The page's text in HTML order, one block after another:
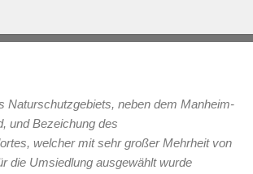
Naturschutzgebiets, neben dem Manheim-
und Bezeichung des
welcher mit sehr großer Mehrheit von
die Umsiedlung ausgewählt wurde